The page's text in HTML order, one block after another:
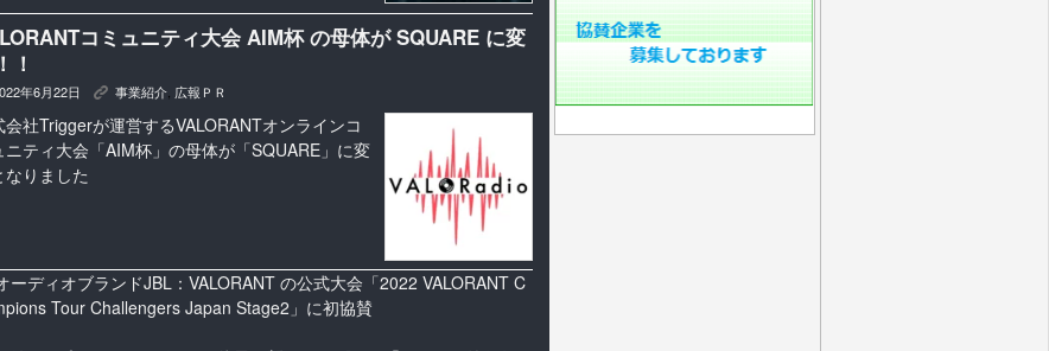
コミュニティ大会 AIM杯 の母体が SQUARE に変
！
年6月22日 K 事業紹介, 広報ＰＲ
会社Triggerが運営するVALORANTオンラインコ
ニティ大会「AIM杯」の母体が「SQUARE」に変
なりました
ーディオブランドJBL：VALORANT の公式大会「2022 VALORANT C
Tour Challengers Japan Stage2」に初協賛